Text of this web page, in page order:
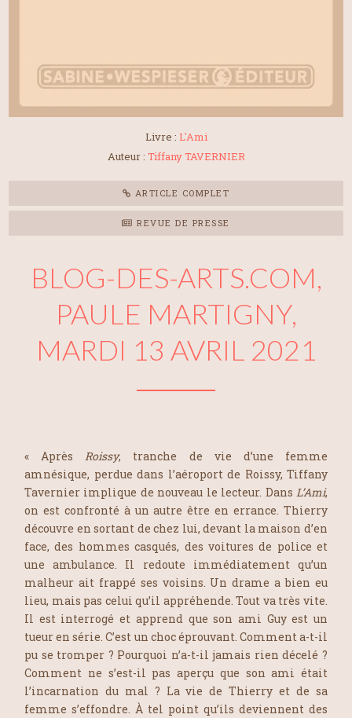
Livre : L'Ami
Auteur : Tiffany TAVERNIER
ARTICLE COMPLET
REVUE DE PRESSE
BLOG-DES-ARTS.COM,
PAULE MARTIGNY,
MARDI 13 AVRIL 2021
« Après Roissy, tranche de vie d’une femme
amnésique, perdue dans l’aéroport de Roissy, Tiffany
Tavernier implique de nouveau le lecteur. Dans L’Ami,
on est confronté à un autre être en errance. Thierry
découvre en sortant de chez lui, devant la maison d’en
face, des hommes casqués, des voitures de police et
une ambulance. Il redoute immédiatement qu’un
malheur ait frappé ses voisins. Un drame a bien eu
lieu, mais pas celui qu’il appréhende. Tout va très vite.
Il est interrogé et apprend que son ami Guy est un
tueur en série. C’est un choc éprouvant. Comment a-t-il
pu se tromper ? Pourquoi n’a-t-il jamais rien décelé ?
Comment ne s’est-il pas aperçu que son ami était
l’incarnation du mal ? La vie de Thierry et de sa
femme s’effondre. À tel point qu’ils deviennent des